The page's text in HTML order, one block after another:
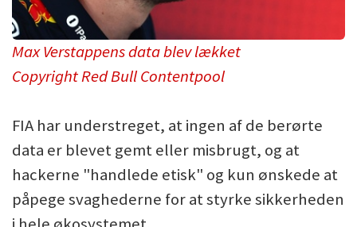
Max Verstappens data blev lækket
Copyright Red Bull Contentpool
FIA har understreget, at ingen af de berørte
data er blevet gemt eller misbrugt, og at
hackerne "handlede etisk" og kun ønskede at
påpege svaghederne for at styrke sikkerheden